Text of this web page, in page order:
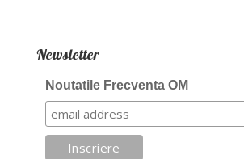
Newsletter
Noutatile Frecventa OM